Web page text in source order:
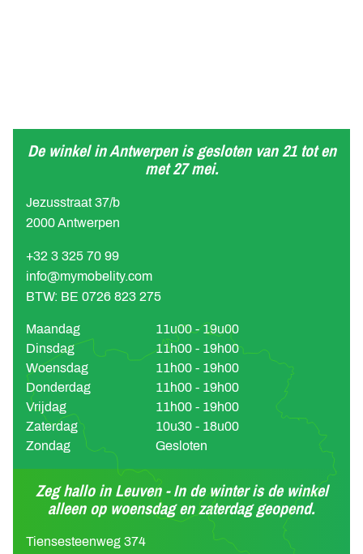
De winkel in Antwerpen is gesloten van 21 tot en
met 27 mei.
Jezusstraat 37/b
2000 Antwerpen
+32 3 325 70 99
info@mymobelity.com
BTW: BE 0726 823 275
Maandag
11u00 - 19u00
Dinsdag
11h00 - 19h00
Woensdag
11h00 - 19h00
Donderdag
11h00 - 19h00
Vrijdag
11h00 - 19h00
Zaterdag
10u30 - 18u00
Zondag
Gesloten
Zeg hallo in Leuven - In de winter is de winkel
alleen op woensdag en zaterdag geopend.
Tiensesteenweg 374